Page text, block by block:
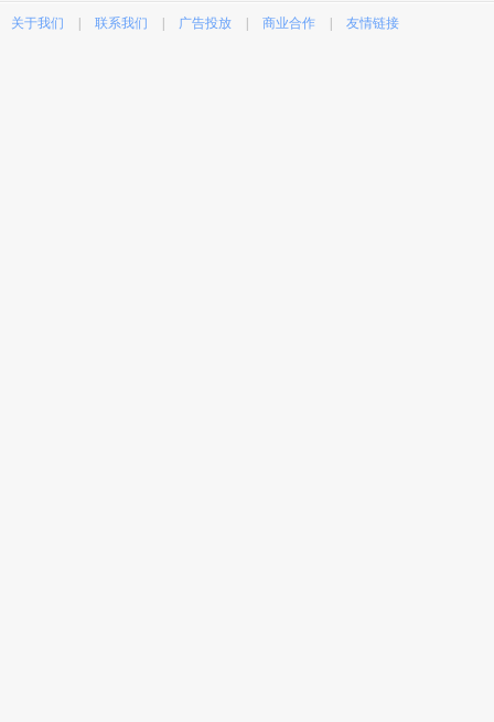
关于我们 联系我们 广告投放 商业合作 友情链接